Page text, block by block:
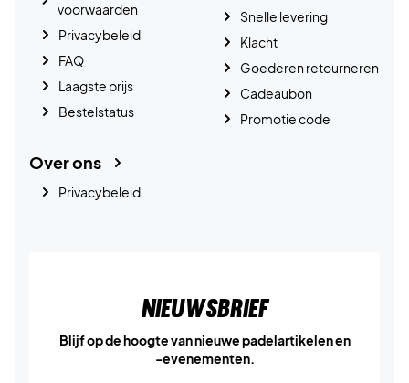
voorwaarden
Privacybeleid
FAQ
Laagste prijs
Bestelstatus
Snelle levering
Klacht
Goederen retourneren
Cadeaubon
Promotie code
Over ons
Privacybeleid
Nieuwsbrief
Blijf op de hoogte van nieuwe padelartikelen en
-evenementen.